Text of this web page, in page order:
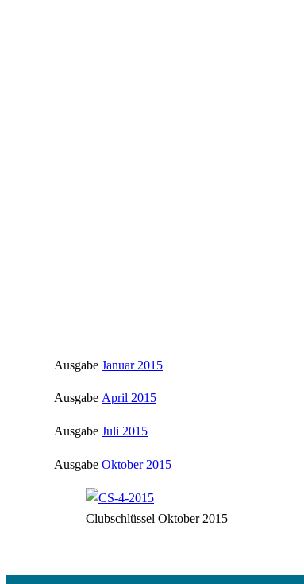
Ausgabe Januar 2015
Ausgabe April 2015
Ausgabe Juli 2015
Ausgabe Oktober 2015
Clubschlüssel Oktober 2015